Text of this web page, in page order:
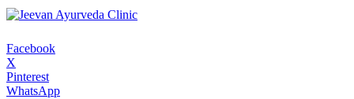
Facebook
X
Pinterest
WhatsApp